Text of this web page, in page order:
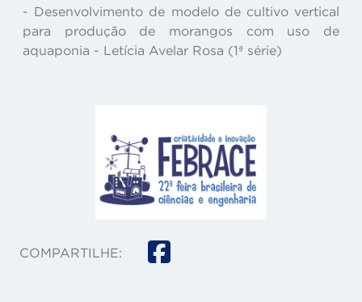
- Desenvolvimento de modelo de cultivo vertical
para produção de morangos com uso de
aquaponia - Letícia Avelar Rosa (1ª série)
COMPARTILHE: